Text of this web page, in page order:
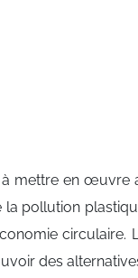
mettre en œuvre
pollution
circulaire.
des